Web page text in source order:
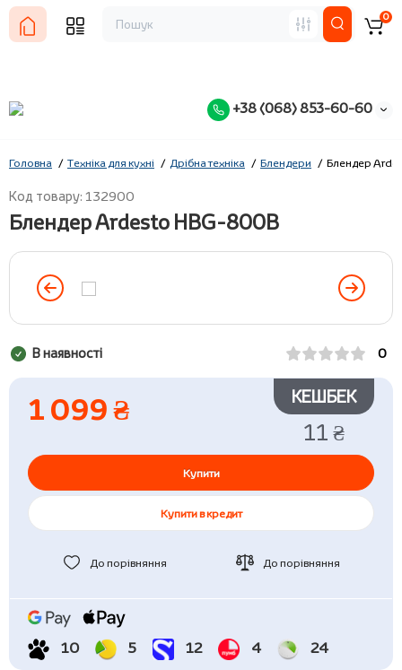
+38 (068) 853-60-60
0
Головна Техніка для кухні Дрібна техніка Блендери Блендер
Код товару: 132900
Блендер Ardesto HBG-800B
В наявності 0
1 099 ₴ КЕШБЕК
11 ₴
Купити
Купити в кредит
До порівняння До порівняння
10 5 12 4 24